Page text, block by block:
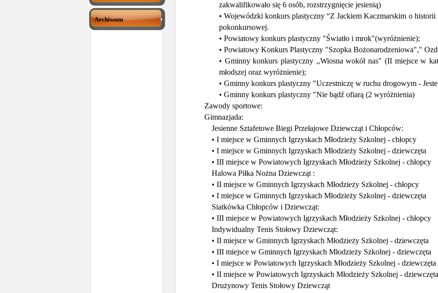
Archiwum
zakwalifikowało się 6 osób, rozstrzygnięcie jesienią)
• Wojewódzki konkurs plastyczny “Z Jackiem Kaczmarskim o
pokonkursowej.
• Powiatowy konkurs plastyczny "Światło i mrok"(wyróżnienie);
• Powiatowy Konkurs Plastyczny "Szopka Bożonarodzeniowa","
• Gminny konkurs plastyczny ,,Wiosna wokół nas" (II miejsce w
młodszej oraz wyróżnienie);
• Gminny konkurs plastyczny "Uczestniczę w ruchu drogowym -
• Gminny konkurs plastyczny "Nie bądź ofiarą (2 wyróżnienia)
Zawody sportowe:
Gimnazjada:
Jesienne Sztafetowe Biegi Przełajowe Dziewcząt i Chłopców:
• I miejsce w Gminnych Igrzyskach Młodzieży Szkolnej - chłopcy
• I miejsce w Gminnych Igrzyskach Młodzieży Szkolnej - dziewczęta
• III miejsce w Powiatowych Igrzyskach Młodzieży Szkolnej - chłopcy
Halowa Piłka Nożna Dziewcząt :
• II miejsce w Gminnych Igrzyskach Młodzieży Szkolnej - chłopcy
• I miejsce w Gminnych Igrzyskach Młodzieży Szkolnej - dziewczęta
Siatkówka Chłopców i Dziewcząt:
• III miejsce w Powiatowych Igrzyskach Młodzieży Szkolnej - chłopcy
Indywidualny Tenis Stołowy Dziewcząt:
• II miejsce w Gminnych Igrzyskach Młodzieży Szkolnej - dziewczęta
• III miejsce w Gminnych Igrzyskach Młodzieży Szkolnej - dziewczęta
• I miejsce w Powiatowych Igrzyskach Młodzieży Szkolnej - dziewczęta
• II miejsce w Powiatowych Igrzyskach Młodzieży Szkolnej - dziewczęta
Drużynowy Tenis Stołowy Dziewcząt